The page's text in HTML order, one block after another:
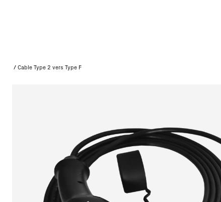
/ Cable Type 2 vers Type F